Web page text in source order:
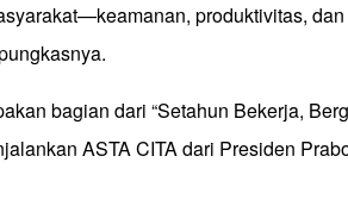
produktivitas, dan
bagian dari “Setahun Bekerja,
ASTA CITA dari Presiden